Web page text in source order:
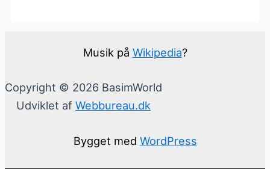
Musik på Wikipedia?
Copyright © 2026 BasimWorld
Udviklet af Webbureau.dk
Bygget med WordPress